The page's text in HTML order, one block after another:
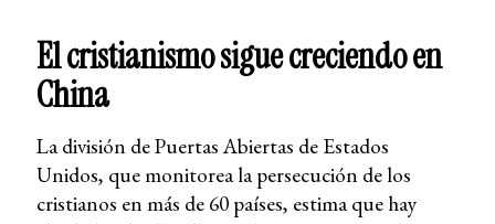
El cristianismo sigue creciendo en
China
La división de Puertas Abiertas de Estados
Unidos, que monitorea la persecución de los
cristianos en más de 60 países, estima que hay